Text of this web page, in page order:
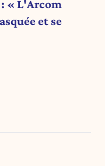
« L'Arcom
et se